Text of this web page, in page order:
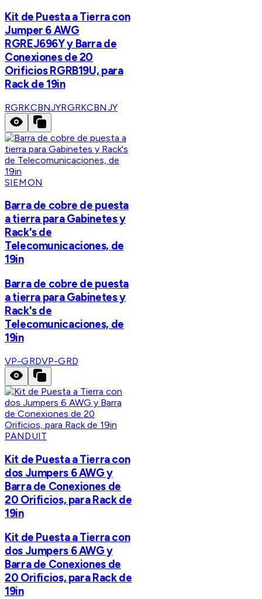
Kit de Puesta a Tierra con
Jumper 6 AWG
RGREJ696Y y Barra de
Conexiones de 20
Orificios RGRB19U, para
Rack de 19in
RGRKCBNJYRGRKCBNJY
SIEMON
Barra de cobre de puesta
a tierra para Gabinetes y
Rack's de
Telecomunicaciones, de
19in
Barra de cobre de puesta
a tierra para Gabinetes y
Rack's de
Telecomunicaciones, de
19in
VP-GRDVP-GRD
PANDUIT
Kit de Puesta a Tierra con
dos Jumpers 6 AWG y
Barra de Conexiones de
20 Orificios, para Rack de
19in
Kit de Puesta a Tierra con
dos Jumpers 6 AWG y
Barra de Conexiones de
20 Orificios, para Rack de
19in